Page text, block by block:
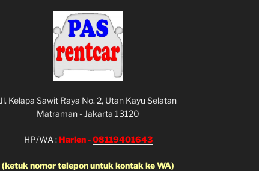
Jl. Kelapa Sawit Raya No. 2, Utan Kayu Selatan
Matraman - Jakarta 13120
HP/WA :Harlen -08119401643
(ketuk nomor telepon untuk kontak ke WA)